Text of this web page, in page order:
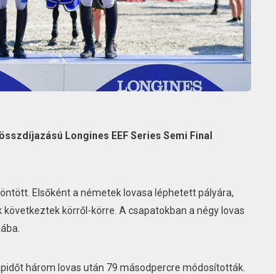
Longines EEF Series Semi Final
Elsőként a németek lovasa léphetett pályára,
körről-körre. A csapatokban a négy lovas
három lovas után 79 másodpercre módosították.